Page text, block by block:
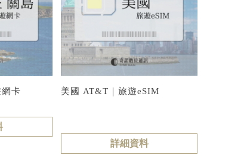
卡 美國 AT&T｜旅遊eSIM
詳細資料